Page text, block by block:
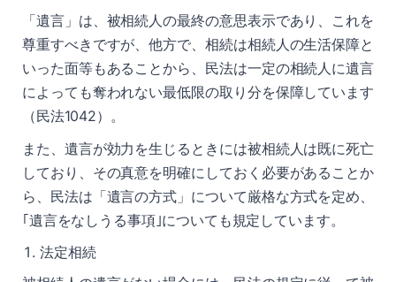
「遺言」は、被相続人の最終の意思表示であり、これを
尊重すべきですが、他方で、相続は相続人の生活保障と
いった面等もあることから、民法は一定の相続人に遺言
によっても奪われない最低限の取り分を保障しています
（民法1042）。
また、遺言が効力を生じるときには被相続人は既に死亡
しており、その真意を明確にしておく必要があることか
ら、民法は「遺言の方式」について厳格な方式を定め、
｢遺言をなしうる事項｣についても規定しています。
法定相続